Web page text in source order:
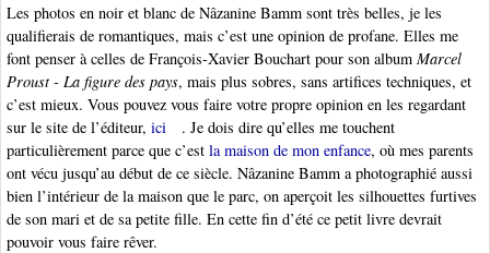
Les photos en noir et blanc de Nâzanine Bamm sont très belles, je les
qualifierais de romantiques, mais c’est une opinion de profane. Elles me
font penser à celles de François-Xavier Bouchart pour son album Marcel
Proust - La figure des pays, mais plus sobres, sans artifices techniques, et
c’est mieux. Vous pouvez vous faire votre propre opinion en les regardant
sur le site de l’éditeur, ici
. Je dois dire qu’elles me touchent
particulièrement parce que c’est la maison de mon enfance, où mes parents
ont vécu jusqu’au début de ce siècle. Nâzanine Bamm a photographié aussi
bien l’intérieur de la maison que le parc, on aperçoit les silhouettes furtives
de son mari et de sa petite fille. En cette fin d’été ce petit livre devrait
pouvoir vous faire rêver.